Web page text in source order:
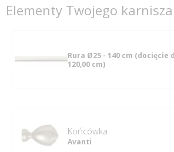
Elementy Twojego
Rura Ø25 - 140 cm (docięcie
120,00 cm)
Końcówka
Avanti